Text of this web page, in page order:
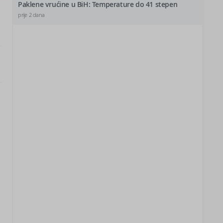
Paklene vrućine u BiH: Temperature do 41 stepen
prije 2 dana